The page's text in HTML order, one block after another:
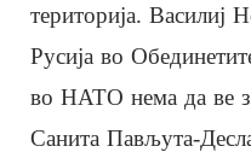
територија. Василиј
Русија во
во НАТО нема да ве
Санита Пављута-